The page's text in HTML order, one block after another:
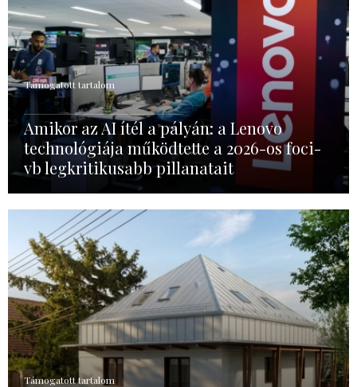
Támogatott tartalom
Amikor az AI ítél a pályán: a Lenovo
technológiája működtette a 2026-os foci-
vb legkritikusabb pillanatait
Támogatott tartalom